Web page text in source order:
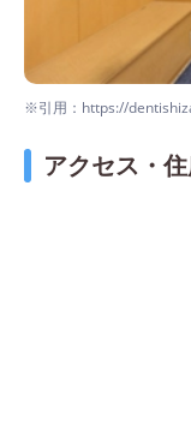
※引用：https://
アクセス・